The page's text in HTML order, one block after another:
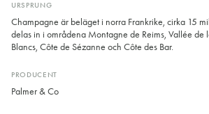
URSPRUNG
Champagne är beläget i norra Frankrike, cirka 15
delas in i områdena Montagne de Reims, Vallée de
Blancs, Côte de Sézanne och Côte des Bar.
PRODUCENT
Palmer & Co